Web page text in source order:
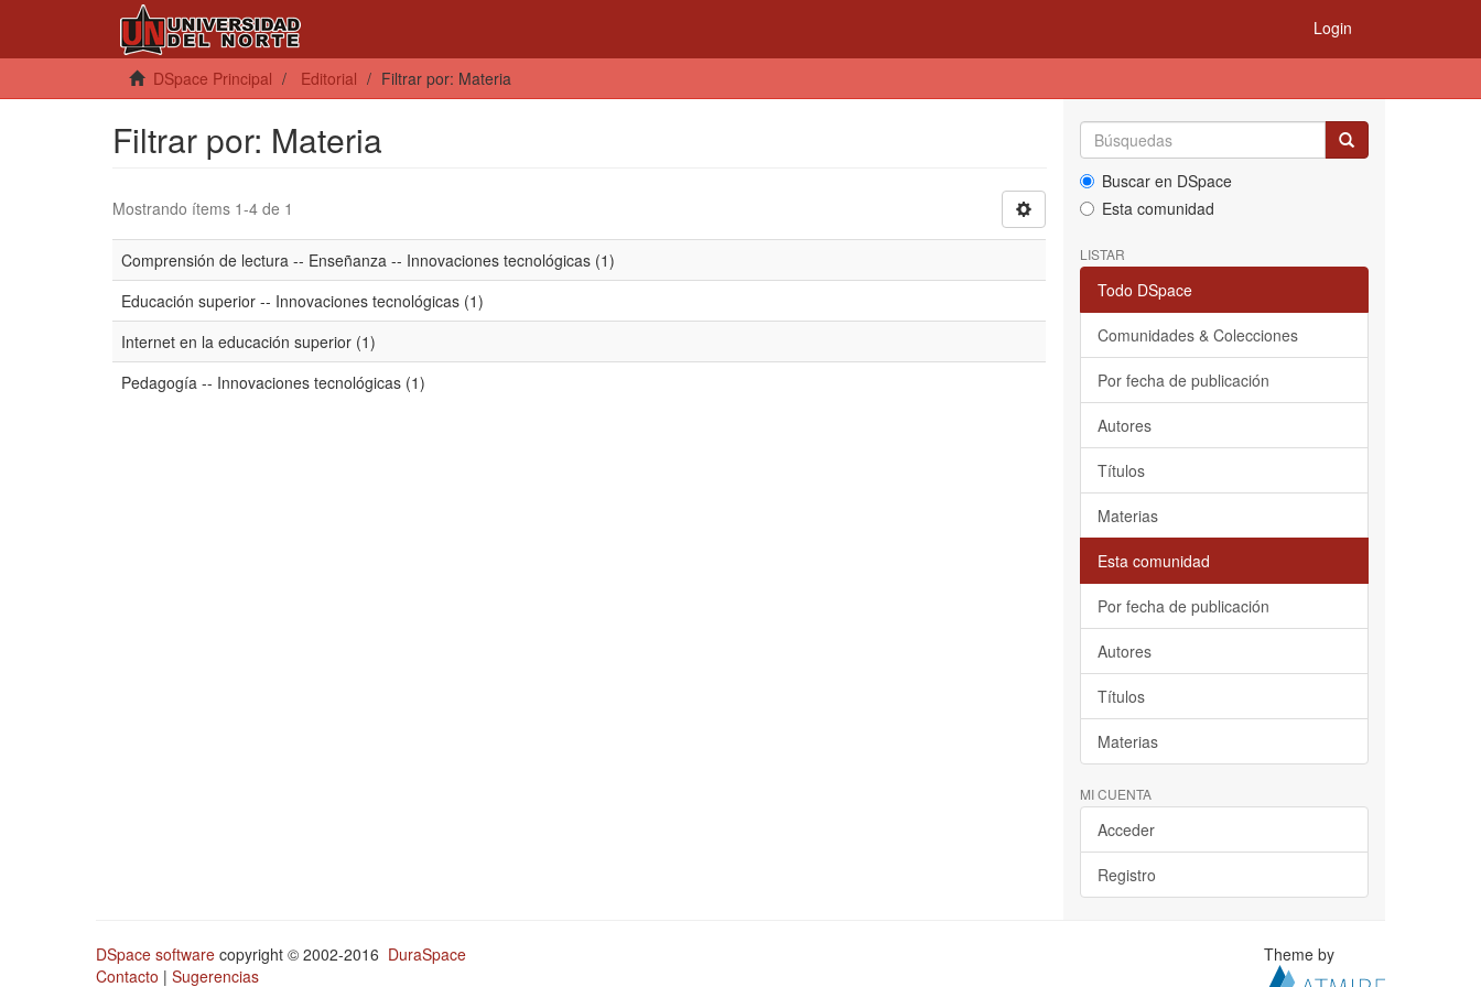
Login
DSpace Principal Editorial Filtrar por: Materia
Filtrar por: Materia
Mostrando ítems 1-4 de 1
Comprensión de lectura -- Enseñanza -- Innovaciones tecnológicas (1)
Educación superior -- Innovaciones tecnológicas (1)
Internet en la educación superior (1)
Pedagogía -- Innovaciones tecnológicas (1)
Buscar en DSpace
Esta comunidad
LISTAR
Todo DSpace
Comunidades & Colecciones
Por fecha de publicación
Autores
Títulos
Materias
Esta comunidad
Por fecha de publicación
Autores
Títulos
Materias
MI CUENTA
Acceder
Registro
DSpace software copyright © 2002-2016 DuraSpace
Contacto | Sugerencias
Theme by